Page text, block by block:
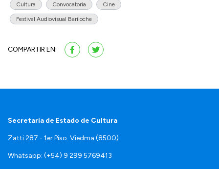
Cultura Convocatoria Cine
Festival Audiovisual Bariloche
COMPARTIR EN:
Secretaría de Estado de Cultura
Zatti 287 - 1er Piso. Viedma (8500)
Whatsapp: (+54) 9 299 5769413